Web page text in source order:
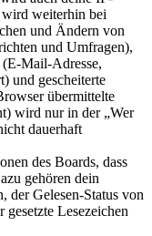
wird weiterhin bei
und Ändern von
und Umfragen),
Mail-Adresse,
und gescheiterte
übermittelte
wird nur in der „Wer
dauerhaft
des Boards, dass
gehören dein
der Gelesen-Status von
Lesezeichen